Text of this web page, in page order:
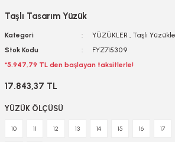
Taşlı Tasarım Yüzük
Kategori YÜZÜKLER , Taşlı
Stok Kodu
FYZ715309
*5.947,79 TL den başlayan taksitlerle!
17.843,37 TL
YÜZÜK ÖLÇÜSÜ
10 11 12 13 14 15 16 17